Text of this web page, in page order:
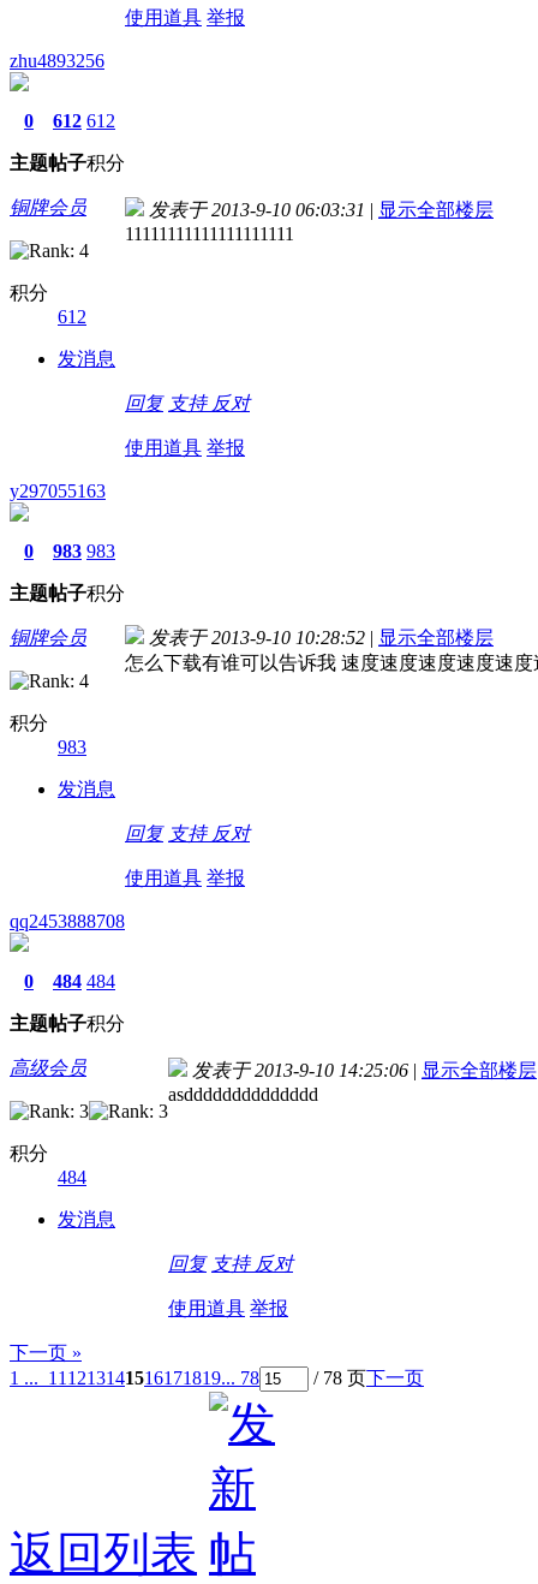
使用道具 举报
zhu4893256
0
主题
612
帖子
612
积分
铜牌会员
积分
612
发消息
发表于 2013-9-10 06:03:31 | 显示全部楼层
11111111111111111111
回复 支持 反对
使用道具 举报
y297055163
0
主题
983
帖子
983
积分
铜牌会员
积分
983
发消息
发表于 2013-9-10 10:28:52 | 显示全部楼层
怎么下载有谁可以告诉我 速度速度速度速度速
回复 支持 反对
使用道具 举报
qq2453888708
0
主题
484
帖子
484
积分
高级会员
积分
484
发消息
发表于 2013-9-10 14:25:06 | 显示全部楼层
asdddddddddddddd
回复 支持 反对
使用道具 举报
下一页 »
1 ... 11 1213141516171819... 78 / 78 页下一页
返回列表